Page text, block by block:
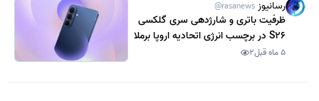
رسانیوز @rasanews
ظرفیت باتری و شارژدهی سری گلکسی
S26 در برچسب انرژی اتحادیه اروپا برملا
شد
5 ماه قبل 2